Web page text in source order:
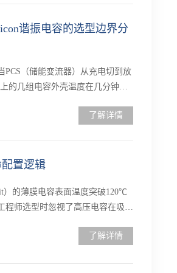
谐振电容的选型边界分
（储能变流器）从充电切到放
的几组电容外壳温度在几分钟内
了解详情
置逻辑
）的薄膜电容表面温度突破120℃
程师选型时忽视了高压电容在吸收
了解详情